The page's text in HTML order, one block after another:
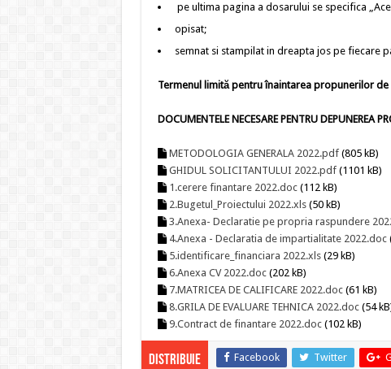
pe ultima pagina a dosarului se specifica
opisat;
semnat si stampilat in dreapta jos pe fiecare
Termenul limită pentru înaintarea propunerilor
DOCUMENTELE NECESARE PENTRU DEPUNEREA
METODOLOGIA GENERALA 2022.pdf(805 kB)
GHIDUL SOLICITANTULUI 2022.pdf(1101 kB)
1.cerere finantare 2022.doc(112 kB)
2.Bugetul_Proiectului 2022.xls(50 kB)
3.Anexa- Declaratie pe propria raspundere
4.Anexa - Declaratia de impartialitate 2022.doc
5.identificare_financiara 2022.xls(29 kB)
6.Anexa CV 2022.doc(202 kB)
7.MATRICEA DE CALIFICARE 2022.doc(61 kB)
8.GRILA DE EVALUARE TEHNICA 2022.doc(54
9.Contract de finantare 2022.doc(102 kB)
Distribuie Facebook Twitter